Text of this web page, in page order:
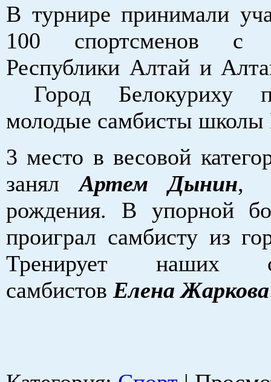
В турнире принимали
100 спортсменов
Республики Алтай и
Город Белокуриху
молодые самбисты
3 место в весовой
занялАртем Дынин,
рождения. В упорной
проиграл самбисту из
Тренирует наших
самбистов Елена Жаркова